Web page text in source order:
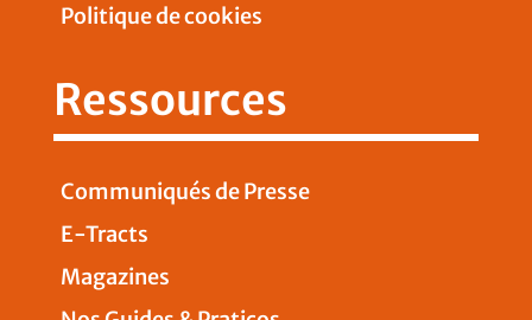
Politique de cookies
Ressources
Communiqués de Presse
E-Tracts
Magazines